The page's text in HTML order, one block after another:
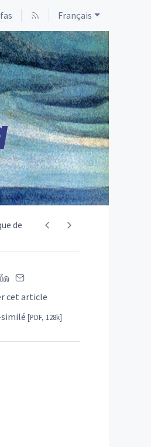
Français
de
cet article
similé [PDF, 128k]